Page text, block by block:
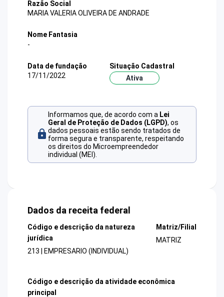
Razão Social
MARIA VALERIA OLIVEIRA DE ANDRADE
Nome Fantasia
-
Data de fundação
17/11/2022
Situação Cadastral
Ativa
Informamos que, de acordo com a Lei
Geral de Proteção de Dados (LGPD), os
dados pessoais estão sendo tratados de
forma segura e transparente, respeitando
os direitos do Microempreendedor
individual (MEI).
Dados da receita federal
Código e descrição da natureza
jurídica
213 | EMPRESARIO (INDIVIDUAL)
Matriz/Filial
MATRIZ
Código e descrição da atividade econômica
principal